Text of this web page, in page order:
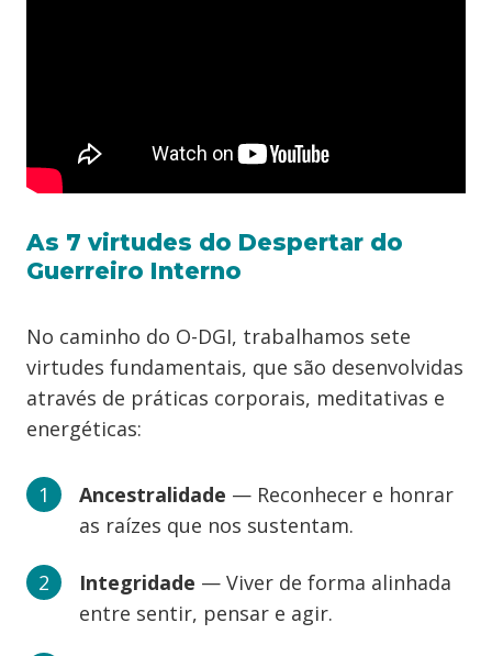
As 7 virtudes do Despertar do
Guerreiro Interno
No caminho do O-DGI, trabalhamos sete
virtudes fundamentais, que são desenvolvidas
através de práticas corporais, meditativas e
energéticas:
Ancestralidade — Reconhecer e honrar
as raízes que nos sustentam.
Integridade — Viver de forma alinhada
entre sentir, pensar e agir.